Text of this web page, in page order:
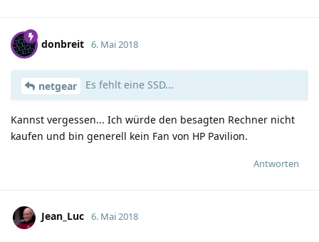
donbreit 6. Mai 2018
netgear Es fehlt eine SSD...
Kannst vergessen... Ich würde den besagten Rechner nicht
kaufen und bin generell kein Fan von HP Pavilion.
Antworten
Jean_Luc 6. Mai 2018